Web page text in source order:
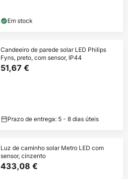
Em stock
Candeeiro de parede solar LED Philips
Fyns, preto, com sensor, IP44
51,67 €
Prazo de entrega: 5 - 8 dias úteis
Luz de caminho solar Metro LED com
sensor, cinzento
433,08 €